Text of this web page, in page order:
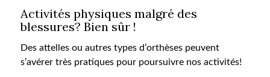
Activités physiques malgré des
blessures? Bien sûr !
Des attelles ou autres types d’orthèses peuvent
s’avérer très pratiques pour poursuivre nos activités!